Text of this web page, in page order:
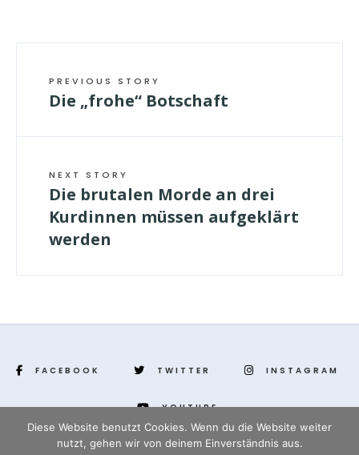
PREVIOUS STORY
Die „frohe“ Botschaft
NEXT STORY
Die brutalen Morde an drei
Kurdinnen müssen aufgeklärt
werden
FACEBOOK TWITTER INSTAGRAM
YOUTUBE
Diese Website benutzt Cookies. Wenn du die Website weiter
nutzt, gehen wir von deinem Einverständnis aus.